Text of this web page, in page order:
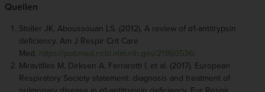
Quellen
Stoller JK, Aboussouan LS. (2012). A review of α1-antitrypsin
deficiency. Am J Respir Crit Care
Med. https://pubmed.ncbi.nlm.nih.gov/21960536/
Miravitlles M, Dirksen A, Ferrarotti I, et al. (2017). European
Respiratory Society statement: diagnosis and treatment of